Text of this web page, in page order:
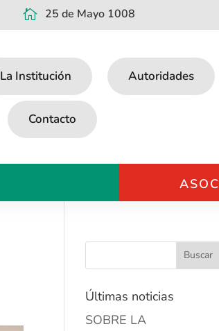
 25 de Mayo 1008
La Institución Autoridades
Contacto
Últimas noticias
SOBRE LA